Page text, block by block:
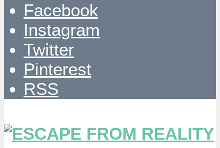
Facebook
Instagram
Twitter
Pinterest
RSS